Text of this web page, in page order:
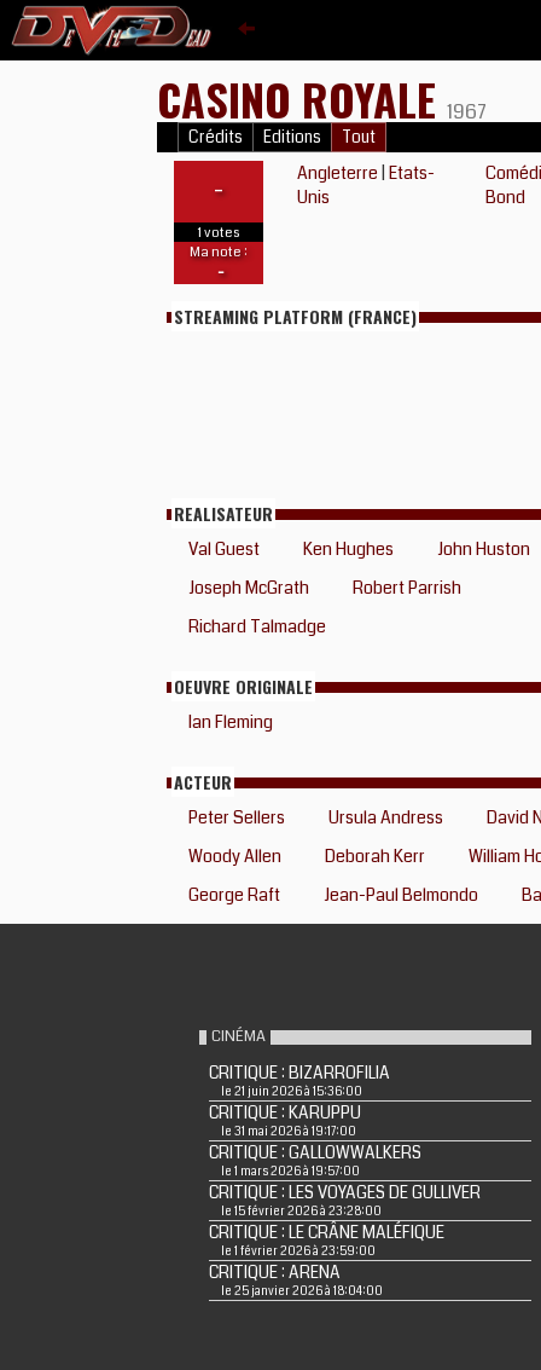
CASINO ROYALE 1967
Crédits Editions Tout
-
1 votes
Ma note :
-
Angleterre |Etats-
Unis
Bond
STREAMING PLATFORM (FRANCE)
REALISATEUR
Val Guest Ken Hughes
John Huston
Joseph McGrath
Robert Parrish
Richard Talmadge
OEUVRE ORIGINALE
Ian Fleming
ACTEUR
Peter Sellers Ursula Andress
David
Woody Allen
Deborah Kerr
William
George Raft
Jean-Paul Belmondo
CINÉMA
CRITIQUE : BIZARROFILIA
le 21 juin 2026 à 15:36:00
CRITIQUE : KARUPPU
le 31 mai 2026 à 19:17:00
CRITIQUE : GALLOWWALKERS
le 1 mars 2026 à 19:57:00
CRITIQUE : LES VOYAGES DE GULLIVER
le 15 février 2026 à 23:28:00
CRITIQUE : LE CRÂNE MALÉFIQUE
le 1 février 2026 à 23:59:00
CRITIQUE : ARENA
le 25 janvier 2026 à 18:04:00